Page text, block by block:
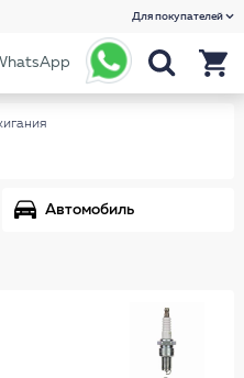
Для покупателей
Автомобиль